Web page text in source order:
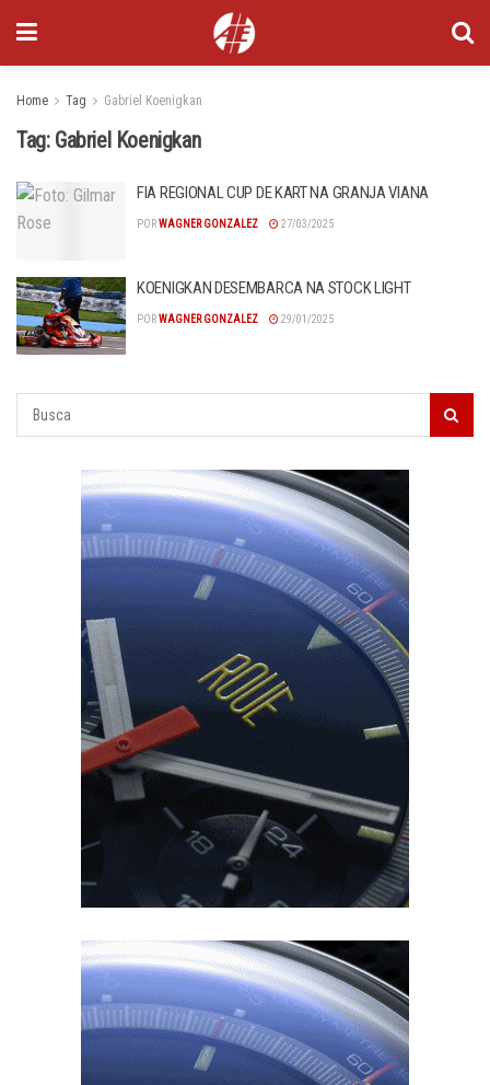
Home Tag Gabriel Koenigkan
Tag: Gabriel Koenigkan
FIA REGIONAL CUP DE KART NA GRANJA VIANA
PORWAGNER GONZALEZ 27/03/2025
KOENIGKAN DESEMBARCA NA STOCK LIGHT
PORWAGNER GONZALEZ 29/01/2025